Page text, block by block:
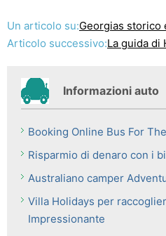
Un articolo su:Georgias storico
Articolo successivo:La guida di
Informazioni auto
Booking Online Bus For
Risparmio di denaro con i
Australiano camper
Villa Holidays per
Impressionante